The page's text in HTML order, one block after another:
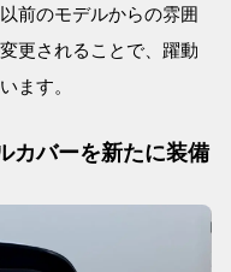
前のモデルからの雰囲
更されることで、躍動
ます。
カバーを新たに装備